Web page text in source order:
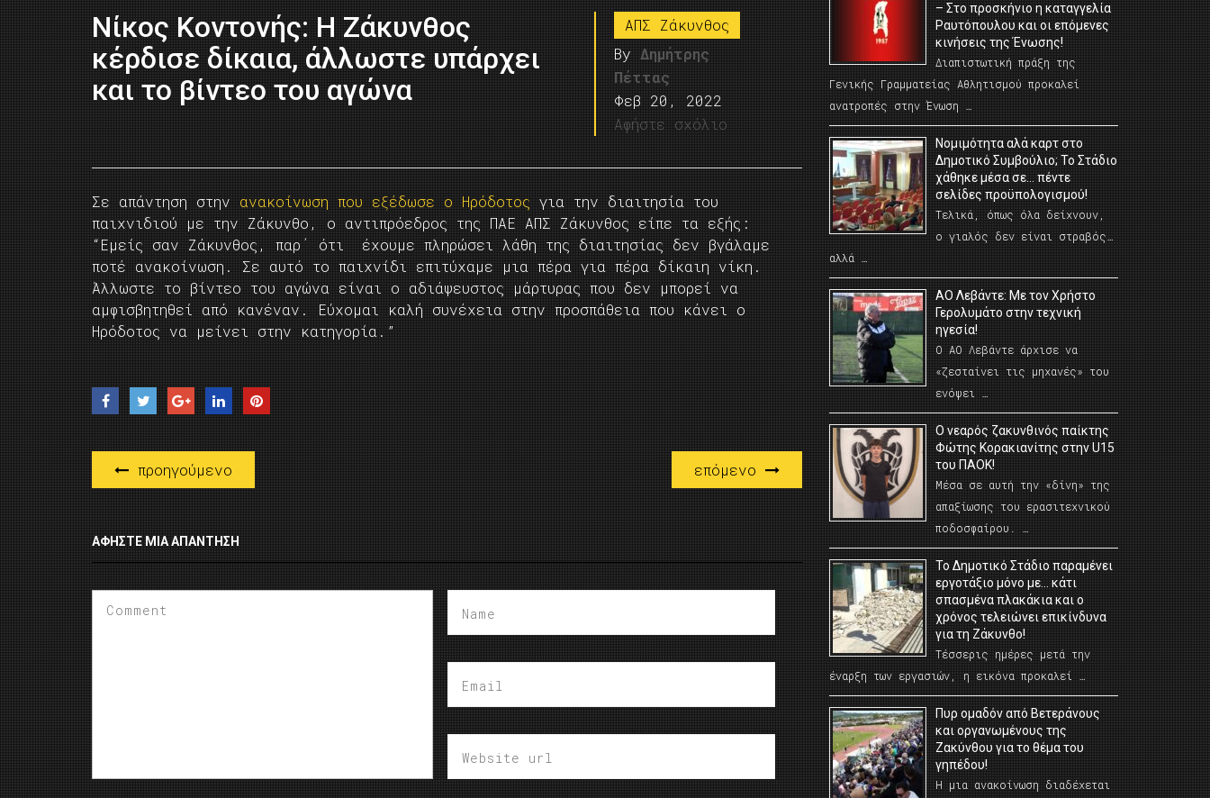
Nίκος Κοντονής: Η Ζάκυνθος
κέρδισε δίκαια, άλλωστε υπάρχει
και το βίντεο του αγώνα
ΑΠΣ Ζάκυνθος
By Δημήτρης
Πέττας
Φεβ 20, 2022
Αφήστε σχόλιο
Σε απάντηση στην ανακοίνωση που εξέδωσε ο Ηρόδοτος για την διαιτησία του
παιχνιδιού με την Ζάκυνθο, ο αντιπρόεδρος της ΠΑΕ ΑΠΣ Ζάκυνθος είπε τα εξής:
“Εμείς σαν Ζάκυνθος, παρ΄ ότι έχουμε πληρώσει λάθη της διαιτησίας δεν βγάλαμε
ποτέ ανακοίνωση. Σε αυτό το παιχνίδι επιτύχαμε μια πέρα για πέρα δίκαιη νίκη.
Άλλωστε το βίντεο του αγώνα είναι ο αδιάψευστος μάρτυρας που δεν μπορεί να
αμφισβητηθεί από κανέναν. Εύχομαι καλή συνέχεια στην προσπάθεια που κάνει ο
Ηρόδοτος να μείνει στην κατηγορία.”
προηγούμενο επόμενο
ΑΦΉΣΤΕ ΜΙΑ ΑΠΆΝΤΗΣΗ
– Στο προσκήνιο η καταγγελία
Ραυτόπουλου και οι επόμενες
κινήσεις της Ένωσης!
Διαπιστωτική πράξη της
Γενικής Γραμματείας Αθλητισμού προκαλεί
ανατροπές στην Ένωση …
Νομιμότητα αλά καρτ στο
Δημοτικό Συμβούλιο; Το Στάδιο
χάθηκε μέσα σε… πέντε
σελίδες προϋπολογισμού!
Τελικά, όπως όλα δείχνουν,
ο γιαλός δεν είναι στραβός…
αλλά …
ΑΟ Λεβάντε: Με τον Χρήστο
Γερολυμάτο στην τεχνική
ηγεσία!
Ο ΑΟ Λεβάντε άρχισε να
«ζεσταίνει τις μηχανές» του
ενόψει …
O νεαρός ζακυνθινός παίκτης
Φώτης Κορακιανίτης στην U15
του ΠΑΟΚ!
Μέσα σε αυτή την «δίνη» της
απαξίωσης του ερασιτεχνικού
ποδοσφαίρου. …
Το Δημοτικό Στάδιο παραμένει
εργοτάξιο μόνο με… κάτι
σπασμένα πλακάκια και ο
χρόνος τελειώνει επικίνδυνα
για τη Ζάκυνθο!
Τέσσερις ημέρες μετά την
έναρξη των εργασιών, η εικόνα προκαλεί …
Πυρ ομαδόν από Βετεράνους
και οργανωμένους της
Ζακύνθου για το θέμα του
γηπέδου!
Η μια ανακοίνωση διαδέχεται